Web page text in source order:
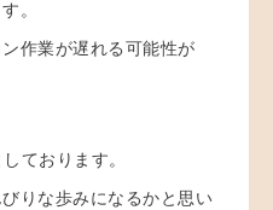
。
作業が遅れる可能性が
ております。
りな歩みになるかと思い